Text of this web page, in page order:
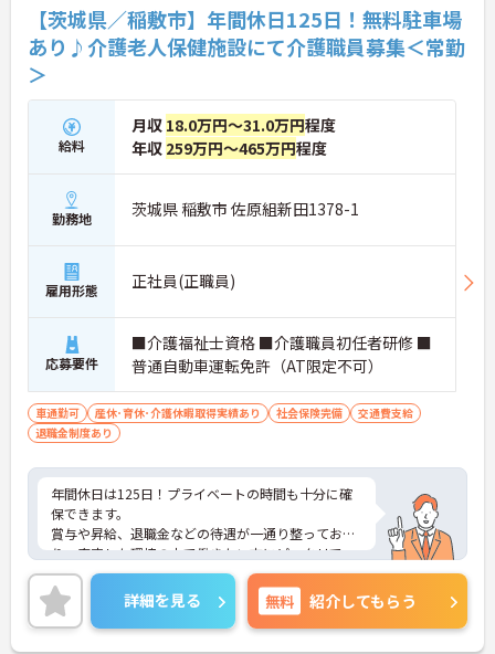
【茨城県／稲敷市】年間休日125日！無料駐車場
あり♪介護老人保健施設にて介護職員募集＜常勤
＞
給料
月収 18.0万円～31.0万円程度
年収 259万円～465万円程度
勤務地 茨城県 稲敷市 佐原組新田1378-1
雇用形態 正社員(正職員)
応募要件
■介護福祉士資格 ■介護職員初任者研修 ■
普通自動車運転免許（AT限定不可）
車通勤可 産休･育休･介護休暇取得実績あり 社会保険完備
交通費支給
退職金制度あり
年間休日は125日！プライベートの時間も十分に確
保できます。
賞与や昇給、退職金などの待遇が一通り整ってお
り、安定した環境の中で働きたい方にピッタリで
す。
ご興味ある方には、面接対策ポイントなど、さらに
詳細をお話しいたしますのでお気軽にご相談くださ
い。
詳細を見る 無料 紹介してもらう